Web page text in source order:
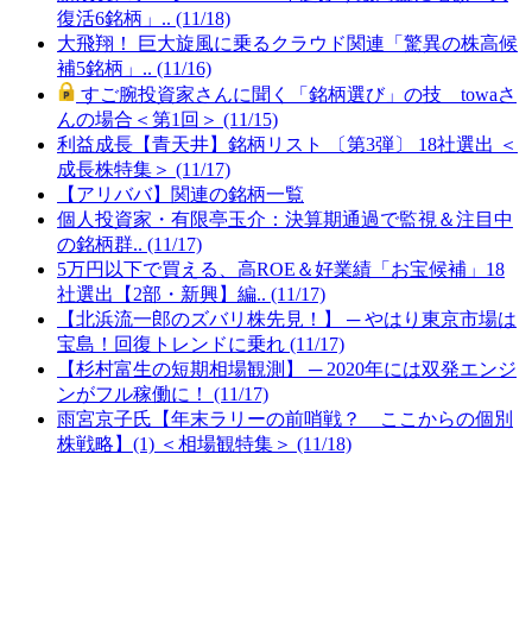
復活6銘柄」.. (11/18)
大飛翔！ 巨大旋風に乗るクラウド関連「驚異の株高候
補5銘柄」.. (11/16)
すご腕投資家さんに聞く「銘柄選び」の技 towaさ
んの場合＜第1回＞ (11/15)
利益成長【青天井】銘柄リスト 〔第3弾〕 18社選出 ＜
成長株特集＞ (11/17)
【アリババ】関連の銘柄一覧
個人投資家・有限亭玉介：決算期通過で監視＆注目中
の銘柄群.. (11/17)
5万円以下で買える、高ROE＆好業績「お宝候補」18
社選出【2部・新興】編.. (11/17)
【北浜流一郎のズバリ株先見！】 ─ やはり東京市場は
宝島！回復トレンドに乗れ (11/17)
【杉村富生の短期相場観測】 ─ 2020年には双発エンジ
ンがフル稼働に！ (11/17)
雨宮京子氏【年末ラリーの前哨戦？ ここからの個別
株戦略】(1) ＜相場観特集＞ (11/18)